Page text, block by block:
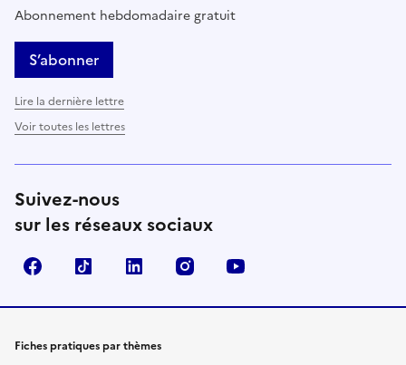
Abonnement hebdomadaire gratuit
S’abonner
Lire la dernière lettre
Voir toutes les lettres
Suivez-nous
sur les réseaux sociaux
FacebookTikTok LinkedIn Instagram
Fiches pratiques par thèmes